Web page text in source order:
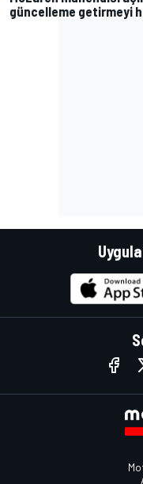
güncelleme getirmeyi